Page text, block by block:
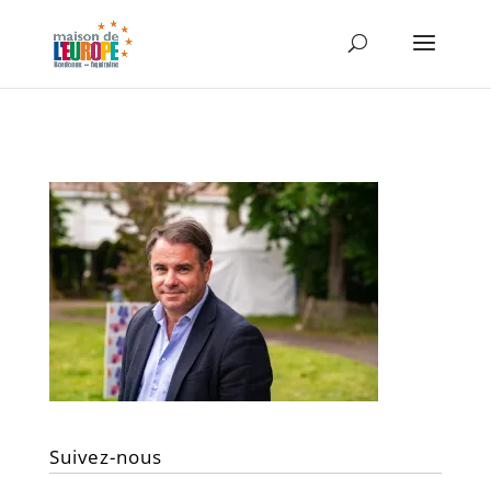
Suivez-nous